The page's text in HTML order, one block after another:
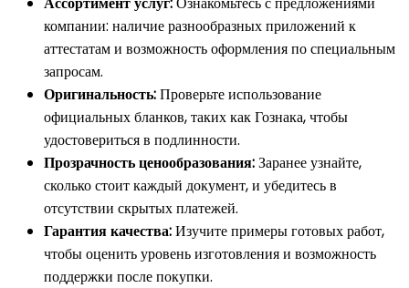
компании: наличие разнообразных приложений к
аттестатам и возможность оформления по специальным
запросам.
Оригинальность:Проверьте использование
официальных бланков, таких как Гознака, чтобы
удостовериться в подлинности.
Прозрачность ценообразования:Заранее узнайте,
сколько стоит каждый документ, и убедитесь в
отсутствии скрытых платежей.
Гарантия качества:Изучите примеры готовых работ,
чтобы оценить уровень изготовления и возможность
поддержки после покупки.